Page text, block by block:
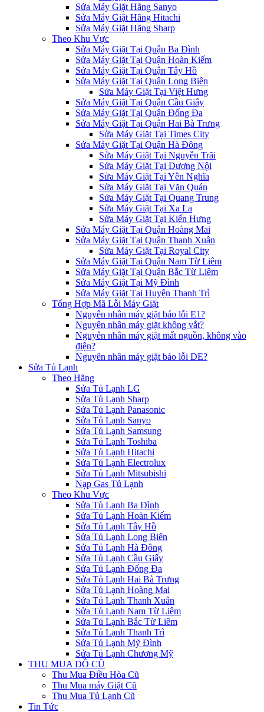
Sửa Máy Giặt Hãng Sanyo
Sửa Máy Giặt Hãng Hitachi
Sửa Máy Giặt Hãng Sharp
Theo Khu Vực
Sửa Máy Giặt Tại Quận Ba Đình
Sửa Máy Giặt Tại Quận Hoàn Kiếm
Sửa Máy Giặt Tại Quận Tây Hồ
Sửa Máy Giặt Tại Quận Long Biên
Sửa Máy Giặt Tại Việt Hưng
Sửa Máy Giặt Tại Quận Cầu Giấy
Sửa Máy Giặt Tại Quận Đống Đa
Sửa Máy Giặt Tại Quận Hai Bà Trưng
Sửa Máy Giặt Tại Times City
Sửa Máy Giặt Tại Quận Hà Đông
Sửa Máy Giặt Tại Nguyễn Trãi
Sửa Máy Giặt Tại Dương Nội
Sửa Máy Giặt Tại Yên Nghĩa
Sửa Máy Giặt Tại Văn Quán
Sửa Máy Giặt Tại Quang Trung
Sửa Máy Giặt Tại Xa La
Sửa Máy Giặt Tại Kiến Hưng
Sửa Máy Giặt Tại Quận Hoàng Mai
Sửa Máy Giặt Tại Quận Thanh Xuân
Sửa Máy Giặt Tại Royal City
Sửa Máy Giặt Tại Quận Nam Từ Liêm
Sửa Máy Giặt Tại Quận Bắc Từ Liêm
Sửa Máy Giặt Tại Mỹ Đình
Sửa Máy Giặt Tại Huyện Thanh Trì
Tổng Hợp Mã Lỗi Máy Giặt
Nguyên nhân máy giặt báo lỗi E1?
Nguyên nhân máy giặt không vắt?
Nguyên nhân máy giặt mất nguồn, không vào
điện?
Nguyên nhân máy giặt báo lỗi DE?
Sửa Tủ Lạnh
Theo Hãng
Sửa Tủ Lạnh LG
Sửa Tủ Lạnh Sharp
Sửa Tủ Lạnh Panasonic
Sửa Tủ Lạnh Sanyo
Sửa Tủ Lạnh Samsung
Sửa Tủ Lạnh Toshiba
Sửa Tủ Lạnh Hitachi
Sửa Tủ Lạnh Electrolux
Sửa Tủ Lạnh Mitsubishi
Nạp Gas Tủ Lạnh
Theo Khu Vực
Sửa Tủ Lạnh Ba Đình
Sửa Tủ Lạnh Hoàn Kiếm
Sửa Tủ Lạnh Tây Hồ
Sửa Tủ Lạnh Long Biên
Sửa Tủ Lạnh Hà Đông
Sửa Tủ Lạnh Cầu Giấy
Sửa Tủ Lạnh Đống Đa
Sửa Tủ Lạnh Hai Bà Trưng
Sửa Tủ Lạnh Hoàng Mai
Sửa Tủ Lạnh Thanh Xuân
Sửa Tủ Lạnh Nam Từ Liêm
Sửa Tủ Lạnh Bắc Từ Liêm
Sửa Tủ Lạnh Thanh Trì
Sửa Tủ Lạnh Mỹ Đình
Sửa Tủ Lạnh Chương Mỹ
THU MUA ĐỒ CŨ
Thu Mua Điều Hòa Cũ
Thu Mua máy Giặt Cũ
Thu Mua Tủ Lạnh Cũ
Tin Tức